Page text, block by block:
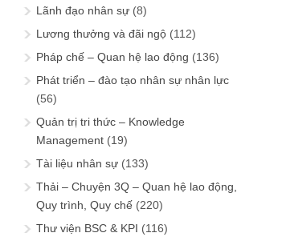
Lãnh đạo nhân sự (8)
Lương thưởng và đãi ngộ (112)
Pháp chế – Quan hệ lao động (136)
Phát triển – đào tạo nhân sự nhân lực
(56)
Quản trị tri thức – Knowledge
Management (19)
Tài liệu nhân sự (133)
Thải – Chuyện 3Q – Quan hệ lao động,
Quy trình, Quy chế (220)
Thư viện BSC & KPI (116)